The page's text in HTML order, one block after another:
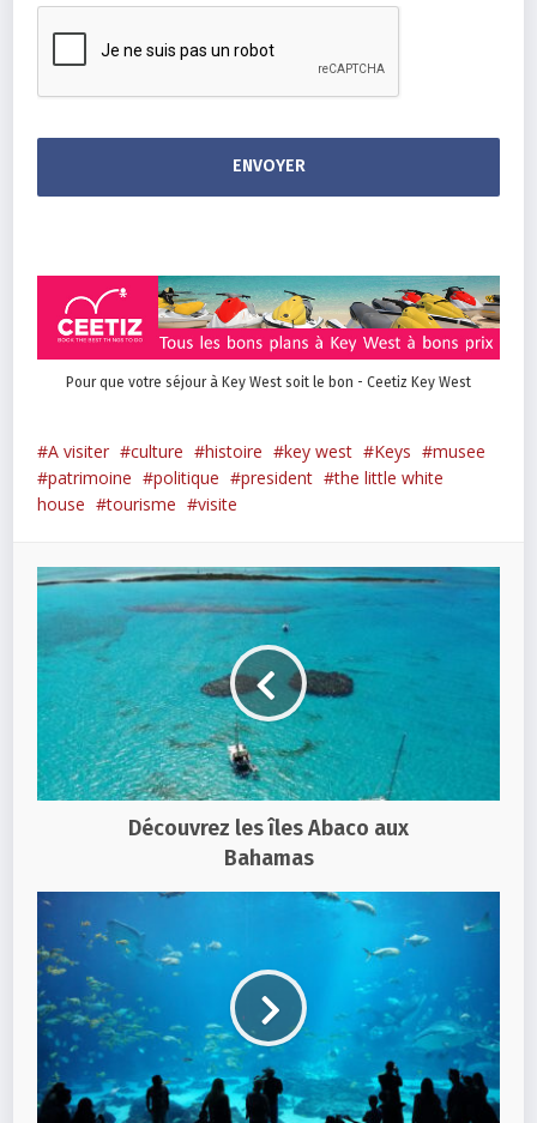
Pour que votre séjour à Key West soit le bon - Ceetiz Key West
A visiter culture histoire key west Keys
musee
patrimoine
politique president
the little white
house
tourisme visite
Découvrez les îles Abaco aux
Bahamas